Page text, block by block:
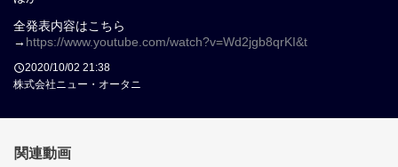
全発表内容はこちら
→ https://www.youtube.com/watch?v=Wd2jgb8qrKI&t
2020/10/02 21:38
株式会社ニュー・オータニ
関連動画